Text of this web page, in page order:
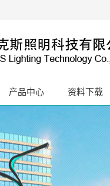
产品中心 资料下载